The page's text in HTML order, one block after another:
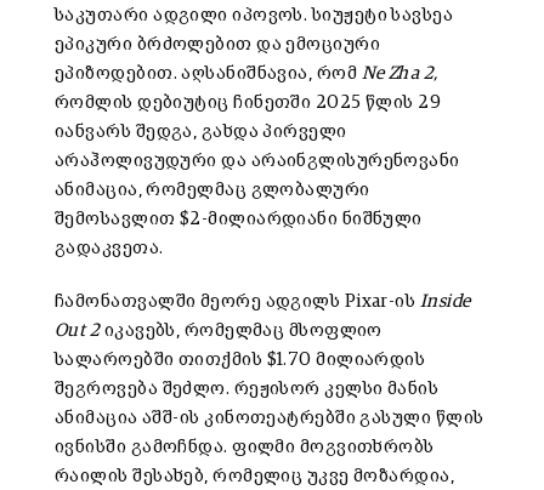
საკუთარი ადგილი იპოვოს. სიუჟეტი სავსეა
ეპიკური ბრძოლებით და ემოციური
ეპიზოდებით. აღსანიშნავია, რომ Ne Zha 2,
რომლის დებიუტიც ჩინეთში 2025 წლის 29
იანვარს შედგა, გახდა პირველი
არაჰოლივუდური და არაინგლისურენოვანი
ანიმაცია, რომელმაც გლობალური
შემოსავლით $2-მილიარდიანი ნიშნული
გადაკვეთა.
ჩამონათვალში მეორე ადგილს Pixar-ის Inside
Out 2იკავებს, რომელმაც მსოფლიო
სალაროებში თითქმის $1.70 მილიარდის
შეგროვება შეძლო. რეჟისორ კელსი მანის
ანიმაცია აშშ-ის კინოთეატრებში გასული წლის
ივნისში გამოჩნდა. ფილმი მოგვითხრობს
რაილის შესახებ, რომელიც უკვე მოზარდია,